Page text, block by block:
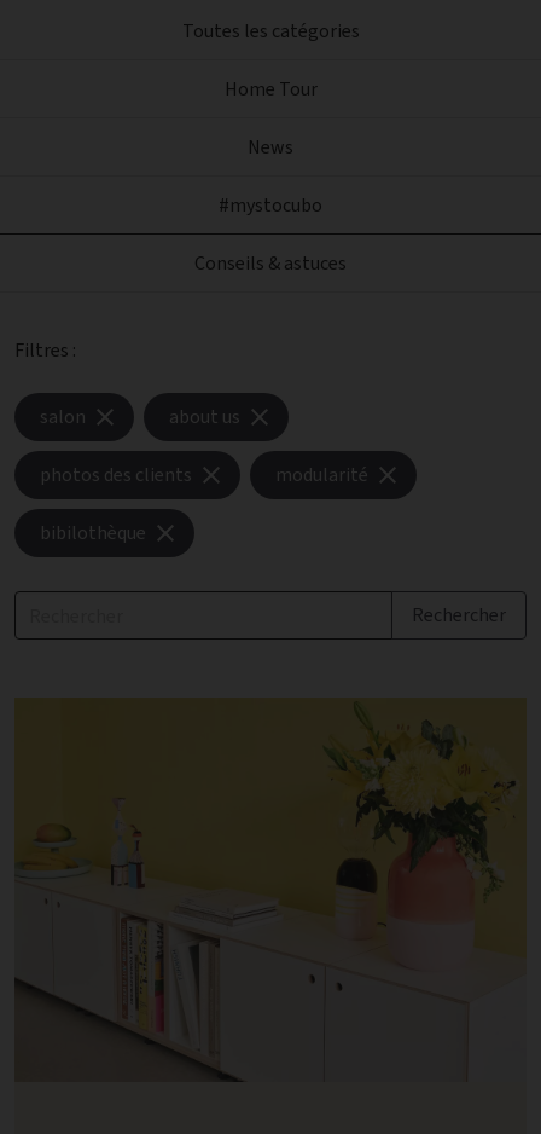
Toutes les catégories
Home Tour
News
#mystocubo
Conseils & astuces
Filtres :
salon about us
photos des clients modularité
bibilothèque